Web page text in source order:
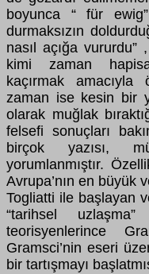
boyunca “ für
durmaksızın
nasıl açığa vururdu”
kimi zaman
kaçırmak amacıyla
zaman ise kesin bir
olarak muğlak
felsefi sonuçları
birçok yazısı,
yorumlanmıştır.
Avrupa’nın en büyük
Togliatti ile başlayan
“tarihsel
teorisyenlerince
Gramsci’nin eseri
bir tartışmayı